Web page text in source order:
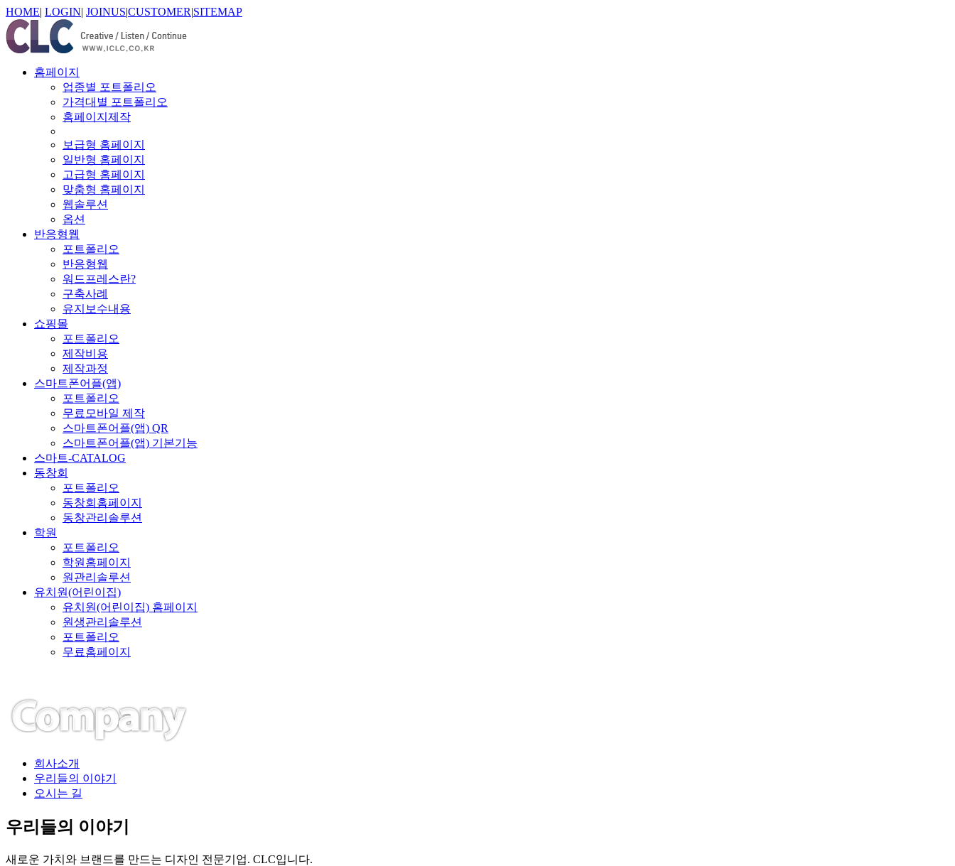
HOME| LOGIN| JOINUS|CUSTOMER|SITEMAP
홈페이지
업종별 포트폴리오
가격대별 포트폴리오
홈페이지제작
보급형 홈페이지
일반형 홈페이지
고급형 홈페이지
맞춤형 홈페이지
웹솔루션
옵션
반응형웹
포트폴리오
반응형웹
워드프레스란?
구축사례
유지보수내용
쇼핑몰
포트폴리오
제작비용
제작과정
스마트폰어플(앱)
포트폴리오
무료모바일 제작
스마트폰어플(앱) QR
스마트폰어플(앱) 기본기능
스마트-CATALOG
동창회
포트폴리오
동창회홈페이지
동창관리솔루션
학원
포트폴리오
학원홈페이지
원관리솔루션
유치원(어린이집)
유치원(어린이집) 홈페이지
원생관리솔루션
포트폴리오
무료홈페이지
회사소개
우리들의 이야기
오시는 길
우리들의 이야기
새로운 가치와 브랜드를 만드는 디자인 전문기업. CLC입니다.